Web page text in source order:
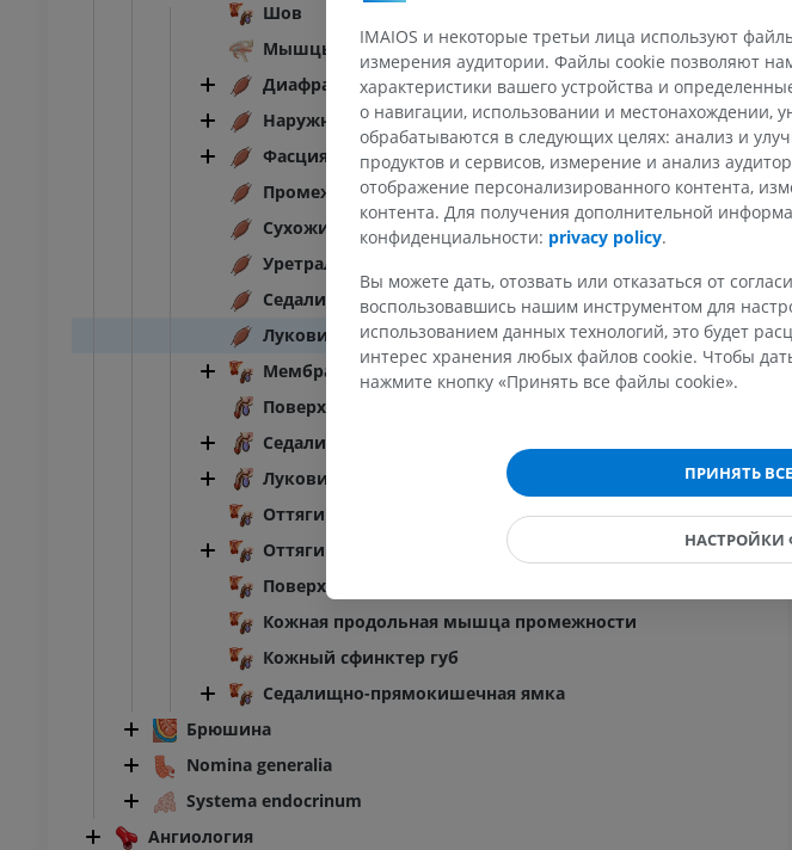
Шов
Мышцы промежности
Диафрагма таза
Наружный сфинктер ануса
Фасция таза
Промежностная перегородка
Сухожильный центр промежности (тело промежности)
Уретральная мышца
Седалищно-уретральная мышца
Луковично-железистая мышца
Мембрана промежности
Поверхностная поперечная мышца промежности
Седалищно-кавернозная мышца
Луковично-губчатая мышца
Оттягиватель пениса
Оттягиватель клитора
Поверхностная фасция промежности
Кожная продольная мышца промежности
Кожный сфинктер губ
Седалищно-прямокишечная ямка
Брюшина
Nomina generalia
Systema endocrinum
Ангиология
Остеология
Иллюстрации
ПРЕМИУМ
KT
ПРЕМИУМ
Horse - Myology
Иллюстрации
ПРЕМИУМ
Лошадь − Палец
MPT
ПРЕМИУМ
ПРЕМИУМ
Голова лошади
IMAIOS и некоторые третьи лица используют
измерения аудитории. Файлы cookie позволяют
характеристики вашего устройства и
о навигации, использовании и местонахождении,
обрабатываются в следующих целях: анализ и
продуктов и сервисов, измерение и анализ
отображение персонализированного контента,
контента. Для получения дополнительной
конфиденциальности: privacy policy.
Вы можете дать, отозвать или отказаться от
воспользовавшись нашим инструментом для
использованием данных технологий, это будет
интерес хранения любых файлов cookie. Чтобы
нажмите кнопку «Принять все файлы cookie».
ПРИНЯТЬ
НАСТРОЙКИ